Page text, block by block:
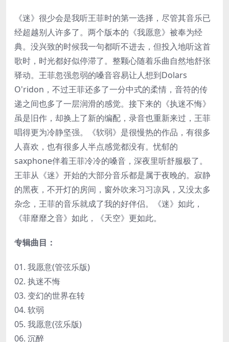
《迷》很少会是我听王菲时的第一选择，尽管其音乐已
经超越别人许多了。两个版本的《我愿意》被奉为经
典。没兴致的时候我一句都听不进去，但投入地听这首
歌时，时光都好似停滞了。整颗心随着乐曲自然地舒张
驿动。王菲忽强忽弱的嗓音容易让人想到Dolars
O'ridon，不过王菲还多了一分中式的柔情，音符的传
递之间也多了一层润滑的感觉。接下来的《执迷不悔》
虽是旧作，却换上了新的编配，录音也重新来过，王菲
唱得更为冷静坚强。《软弱》是很慢热的作品，有很多
人喜欢，也有很多人半点感觉都没有。忧郁的
saxphone伴着王菲冷冷的嗓音，深夜里听舒服极了。
王菲从《迷》开始的大部分音乐都是属于夜晚的。寂静
的黑夜，不开灯的房间，窗外吹来习习凉风，又没太多
杂念，王菲的音乐就成了我的好伴侣。《迷》如此，
《菲靡靡之音》如此，《天空》更如此。
专辑曲目：
01. 我愿意(管弦乐版)
02. 执迷不悔
03. 变幻的世界在转
04. 软弱
05. 我愿意(弦乐版)
06. 沉醉